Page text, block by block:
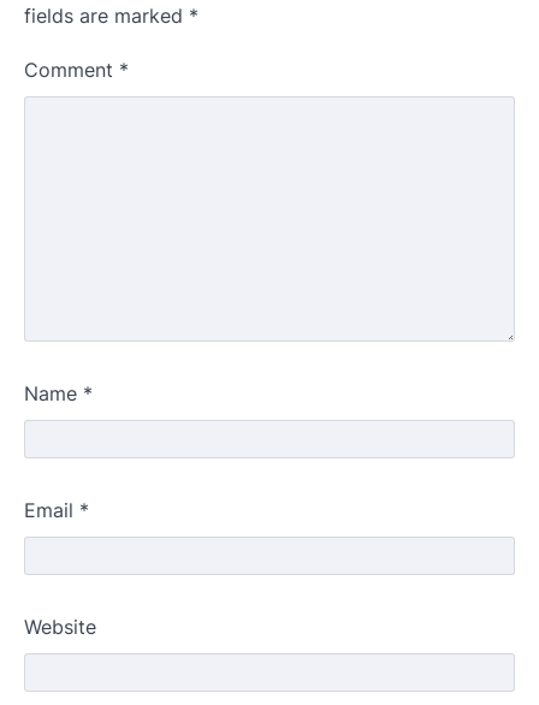
fields are marked *
Comment *
Name *
Email *
Website